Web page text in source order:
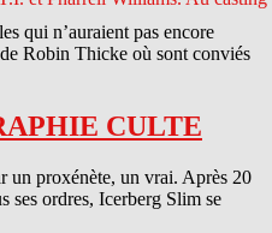
qui n’auraient pas encore
Robin Thicke où sont conviés
CULTE
un proxénète, un vrai. Après 20
ses ordres, Icerberg Slim se